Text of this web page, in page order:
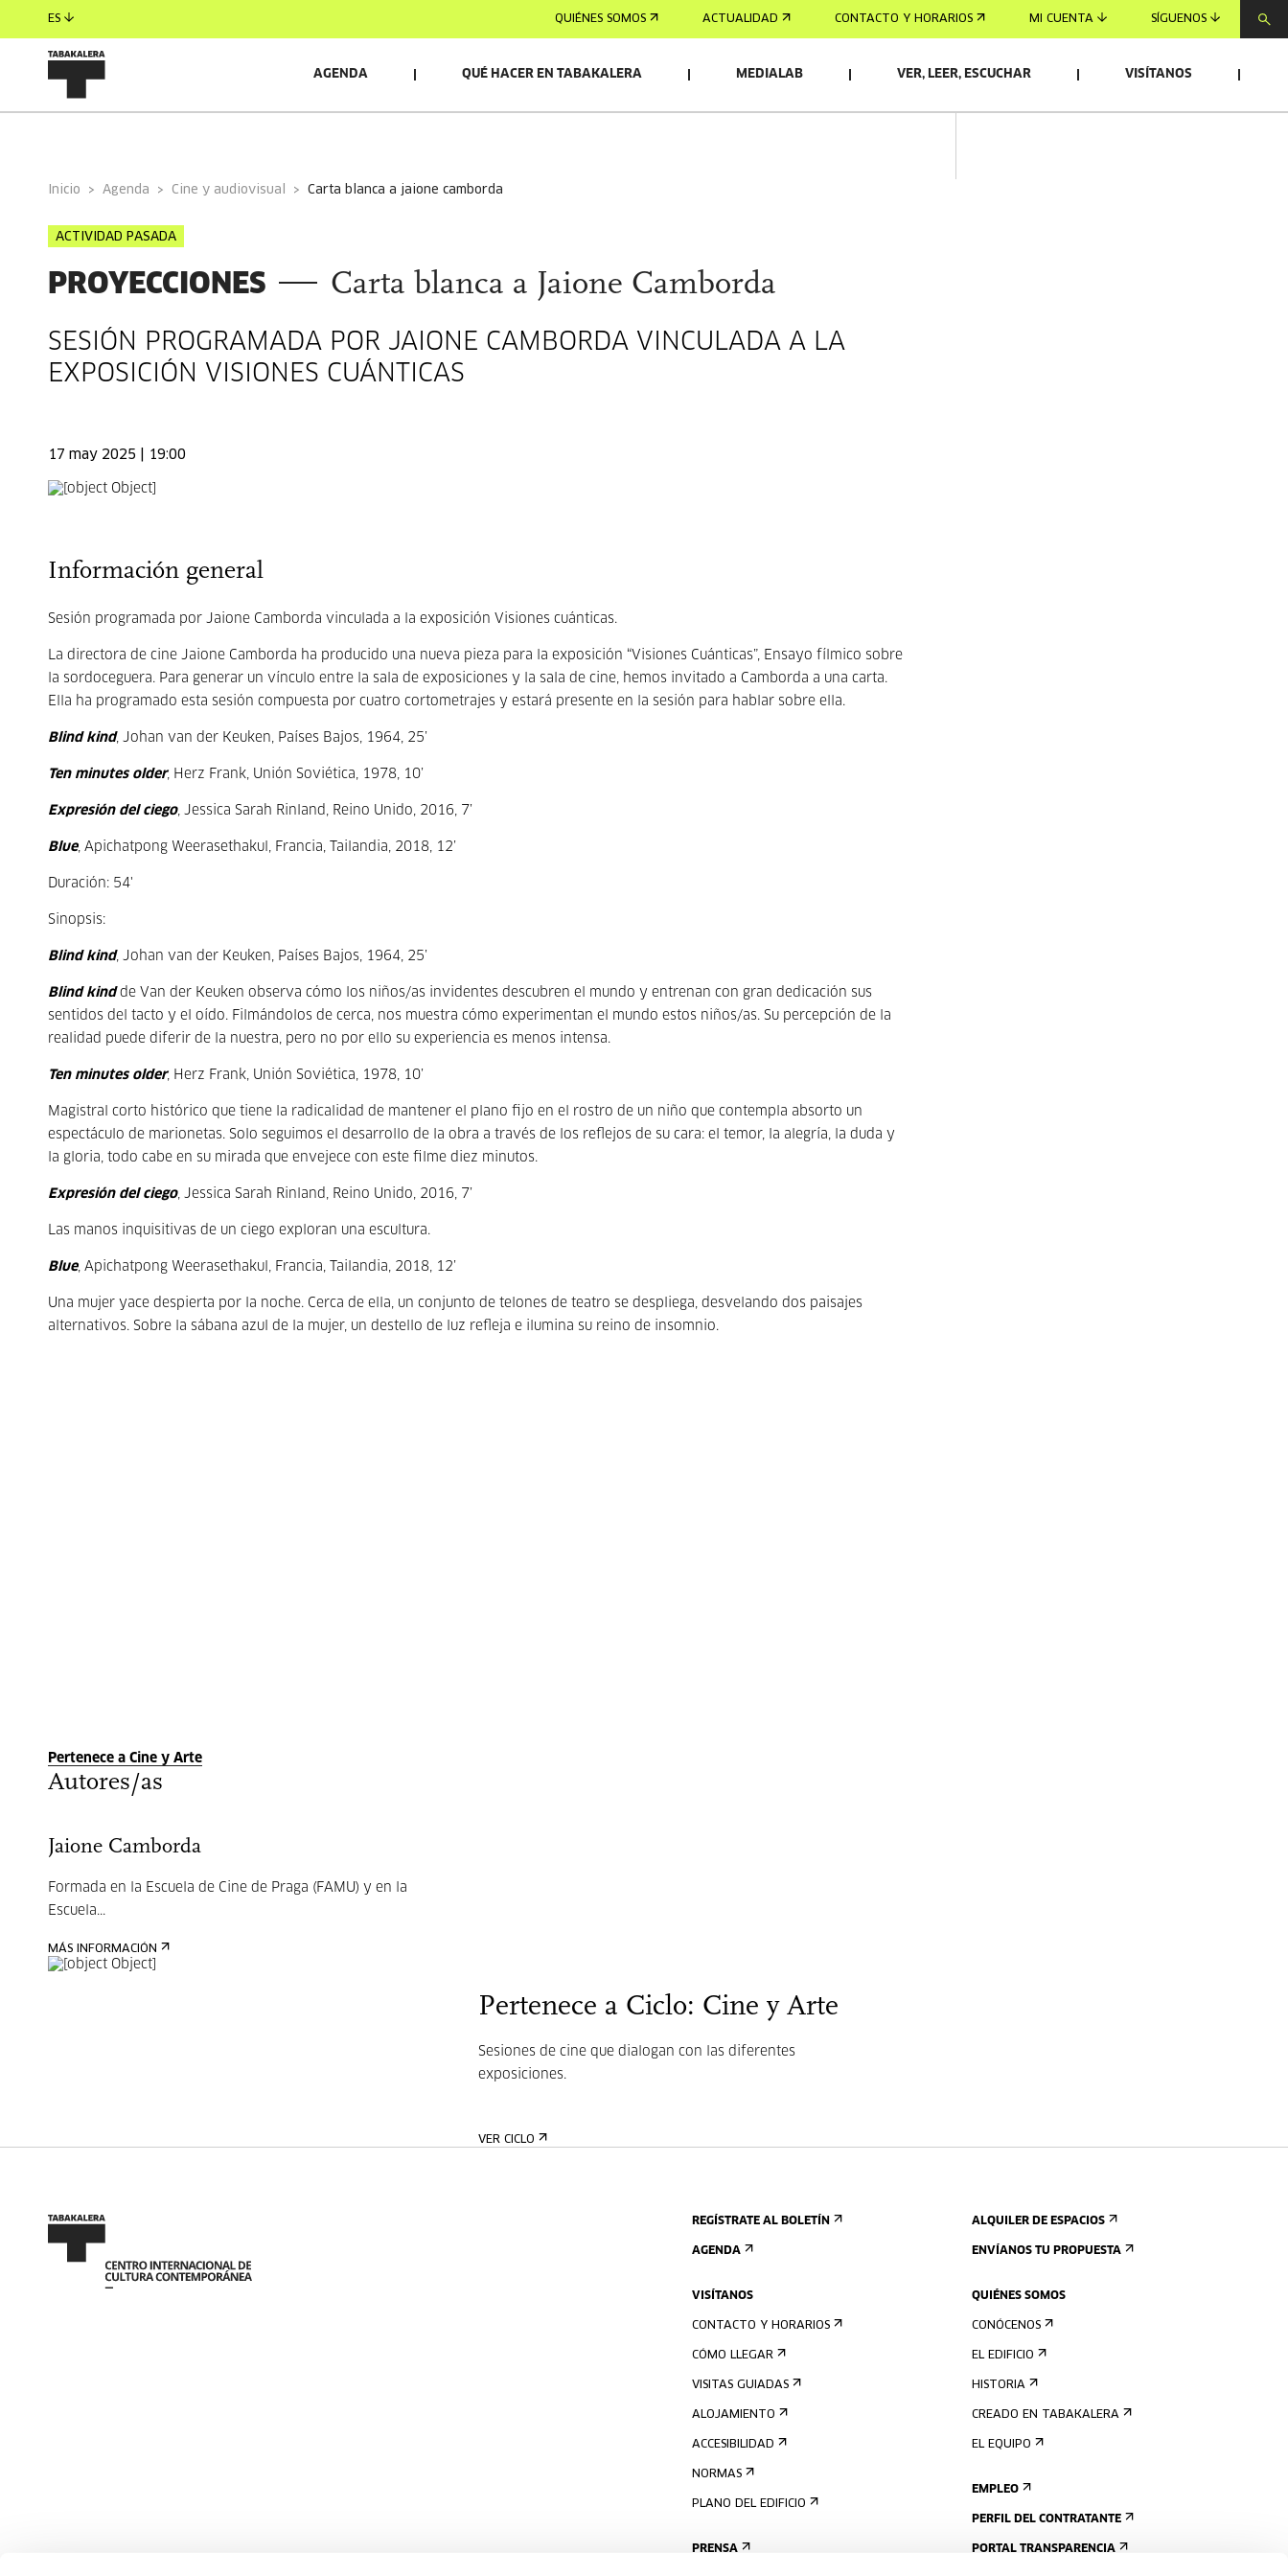
ES QUIÉNES SOMOS ACTUALIDAD CONTACTO Y HORARIOS MI CUENTA SÍGUENOS
AGENDA QUÉ HACER EN TABAKALERA MEDIALAB VER, LEER, ESCUCHAR VISÍTANOS
Inicio Agenda Cine y audiovisual carta blanca a jaione camborda
ACTIVIDAD PASADA
PROYECCIONES Carta blanca a Jaione Camborda
SESIÓN PROGRAMADA POR JAIONE CAMBORDA VINCULADA A LA
EXPOSICIÓN VISIONES CUÁNTICAS
17 may 2025 | 19:00
Información general
Sesión programada por Jaione Camborda vinculada a la exposición Visiones cuánticas.
La directora de cine Jaione Camborda ha producido una nueva pieza para la exposición “Visiones Cuánticas”, Ensayo fílmico sobre
la sordoceguera. Para generar un vínculo entre la sala de exposiciones y la sala de cine, hemos invitado a Camborda a una carta.
Ella ha programado esta sesión compuesta por cuatro cortometrajes y estará presente en la sesión para hablar sobre ella.
Blind kind, Johan van der Keuken, Países Bajos, 1964, 25’
Ten minutes older, Herz Frank, Unión Soviética, 1978, 10’
Expresión del ciego, Jessica Sarah Rinland, Reino Unido, 2016, 7’
Blue, Apichatpong Weerasethakul, Francia, Tailandia, 2018, 12’
Duración: 54'
Sinopsis:
Blind kind, Johan van der Keuken, Países Bajos, 1964, 25’
Blind kindde Van der Keuken observa cómo los niños/as invidentes descubren el mundo y entrenan con gran dedicación sus
sentidos del tacto y el oído. Filmándolos de cerca, nos muestra cómo experimentan el mundo estos niños/as. Su percepción de la
realidad puede diferir de la nuestra, pero no por ello su experiencia es menos intensa.
Ten minutes older, Herz Frank, Unión Soviética, 1978, 10’
Magistral corto histórico que tiene la radicalidad de mantener el plano fijo en el rostro de un niño que contempla absorto un
espectáculo de marionetas. Solo seguimos el desarrollo de la obra a través de los reflejos de su cara: el temor, la alegría, la duda y
la gloria, todo cabe en su mirada que envejece con este filme diez minutos.
Expresión del ciego, Jessica Sarah Rinland, Reino Unido, 2016, 7’
Las manos inquisitivas de un ciego exploran una escultura.
Blue, Apichatpong Weerasethakul, Francia, Tailandia, 2018, 12’
Una mujer yace despierta por la noche. Cerca de ella, un conjunto de telones de teatro se despliega, desvelando dos paisajes
alternativos. Sobre la sábana azul de la mujer, un destello de luz refleja e ilumina su reino de insomnio.
Pertenece a Cine y Arte
Autores/as
Jaione Camborda
Formada en la Escuela de Cine de Praga (FAMU) y en la
Escuela...
MÁS INFORMACIÓN
Pertenece a Ciclo: Cine y Arte
Sesiones de cine que dialogan con las diferentes
exposiciones.
VER CICLO
REGÍSTRATE AL BOLETÍN
AGENDA
VISÍTANOS
CONTACTO Y HORARIOS
CÓMO LLEGAR
VISITAS GUIADAS
ALOJAMIENTO
ACCESIBILIDAD
NORMAS
PLANO DEL EDIFICIO
PRENSA
ALQUILER DE ESPACIOS
ENVÍANOS TU PROPUESTA
QUIÉNES SOMOS
CONÓCENOS
EL EDIFICIO
HISTORIA
CREADO EN TABAKALERA
EL EQUIPO
EMPLEO
PERFIL DEL CONTRATANTE
PORTAL TRANSPARENCIA